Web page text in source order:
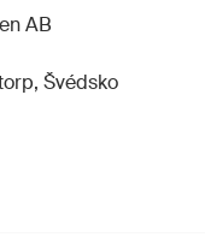
AB
Švédsko